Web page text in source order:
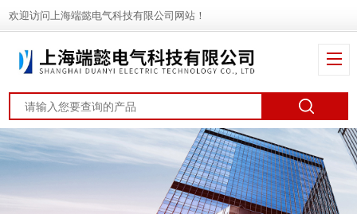
欢迎访问上海端懿电气科技有限公司网站！